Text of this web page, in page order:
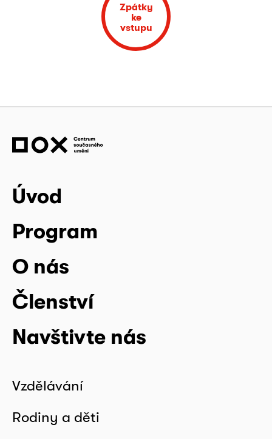
Zpátky
ke
vstupu
Úvod
Program
O nás
Členství
Navštivte nás
Vzdělávání
Rodiny a děti